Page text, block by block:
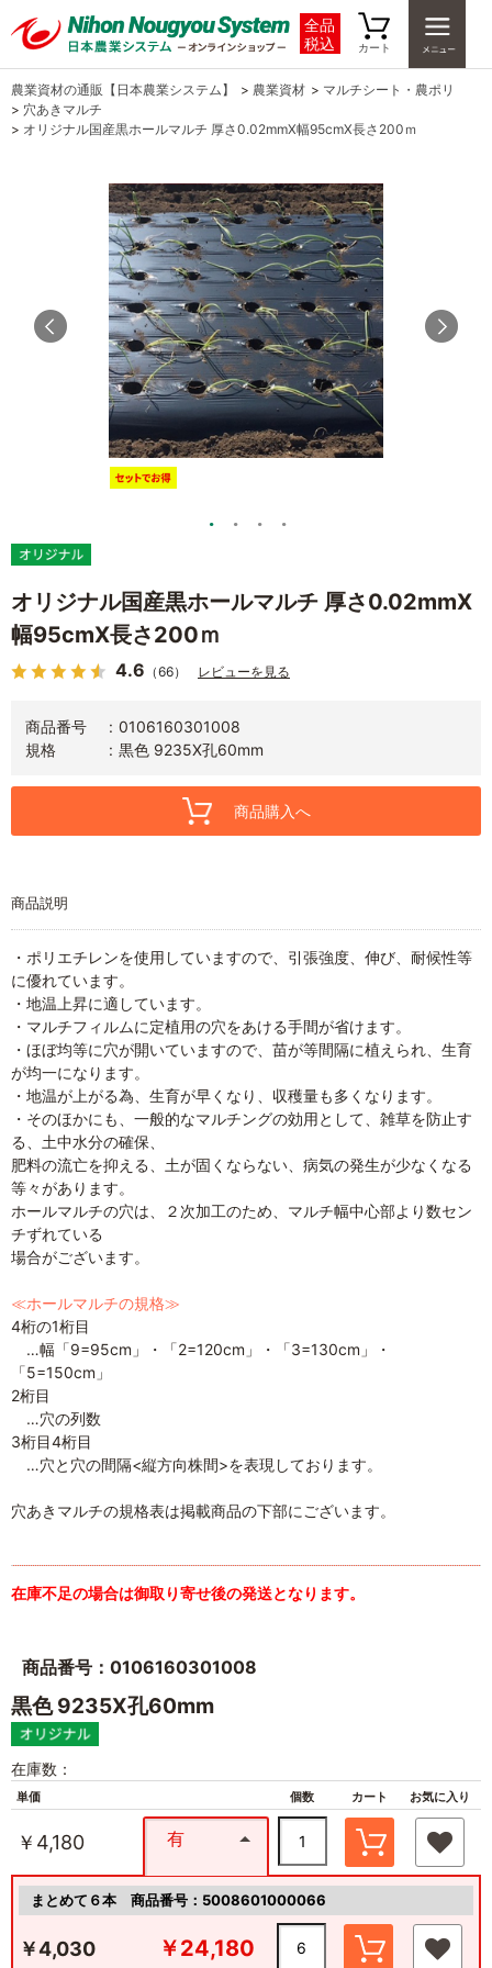
全品
税込
カート
農業資材の通販【日本農業システム】 > 農業資材 > マルチシート・農ポリ
> 穴あきマルチ
> オリジナル国産黒ホールマルチ 厚さ0.02mmX幅95cmX長さ200ｍ
オリジナル国産黒ホールマルチ 厚さ0.02mmX
幅95cmX長さ200ｍ
4.6 （66） レビューを見る
商品番号
0106160301008
規格
黒色 9235X孔60mm
商品購入へ
商品説明
・ポリエチレンを使用していますので、引張強度、伸び、耐候性等
に優れています。
・地温上昇に適しています。
・マルチフィルムに定植用の穴をあける手間が省けます。
・ほぼ均等に穴が開いていますので、苗が等間隔に植えられ、生育
が均一になります。
・地温が上がる為、生育が早くなり、収穫量も多くなります。
・そのほかにも、一般的なマルチングの効用として、雑草を防止す
る、土中水分の確保、
肥料の流亡を抑える、土が固くならない、病気の発生が少なくなる
等々があります。
ホールマルチの穴は、２次加工のため、マルチ幅中心部より数セン
チずれている
場合がございます。
≪ホールマルチの規格≫
4桁の1桁目
…幅「9=95cm」・「2=120cm」・「3=130cm」・
「5=150cm」
2桁目
…穴の列数
3桁目4桁目
…穴と穴の間隔<縦方向株間>を表現しております。
穴あきマルチの規格表は掲載商品の下部にございます。
在庫不足の場合は御取り寄せ後の発送となります。
商品番号：0106160301008
黒色 9235X孔60mm
在庫数：
単価 個数 カート お気に入り
￥4,180 有
まとめて６本 商品番号：5008601000066
￥4,030 ￥24,180